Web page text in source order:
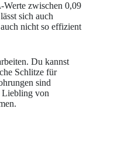
Werte zwischen 0,09
sich auch
nicht so effizient
Du kannst
Schlitze für
sind
Liebling von